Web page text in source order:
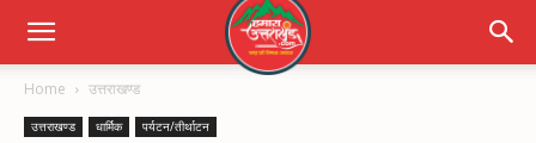
Home उत्तराखण्ड
उत्तराखण्ड धार्मिक पर्यटन/तीर्थाटन